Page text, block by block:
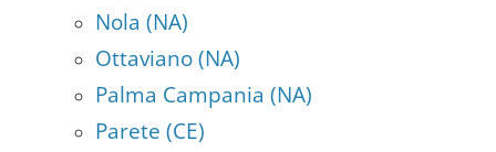
Nola (NA)
Ottaviano (NA)
Palma Campania (NA)
Parete (CE)